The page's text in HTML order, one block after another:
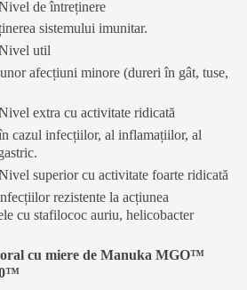
de întreținere
sistemului imunitar.
util
afecțiuni minore (dureri în gât, tuse,
extra cu activitate ridicată
cazul infecțiilor, al inflamațiilor, al
superior cu activitate foarte ridicată
rezistente la acțiunea
cu stafilococ auriu, helicobacter
cu miere de Manuka MGO™